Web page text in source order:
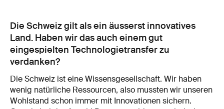
Die Schweiz gilt als ein äusserst innovatives
Land. Haben wir das auch einem gut
eingespielten Technologietransfer zu
verdanken?
Die Schweiz ist eine Wissensgesellschaft. Wir haben
wenig natürliche Ressourcen, also mussten wir unseren
Wohlstand schon immer mit Innovationen sichern.